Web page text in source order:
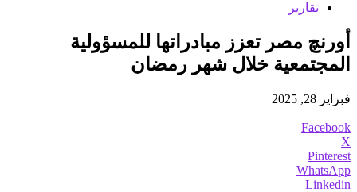
تقارير
أورنچ مصر تعزز مبادراتها للمسؤولية
المجتمعية خلال شهر رمضان
فبراير 28, 2025
Facebook
X
Pinterest
WhatsApp
Linkedin